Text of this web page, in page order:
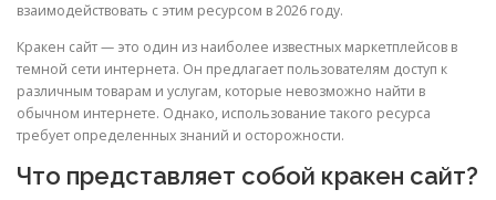
взаимодействовать с этим ресурсом в 2026 году.
Кракен сайт — это один из наиболее известных маркетплейсов в
темной сети интернета. Он предлагает пользователям доступ к
различным товарам и услугам, которые невозможно найти в
обычном интернете. Однако, использование такого ресурса
требует определенных знаний и осторожности.
Что представляет собой кракен сайт?